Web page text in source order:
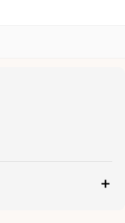
＋